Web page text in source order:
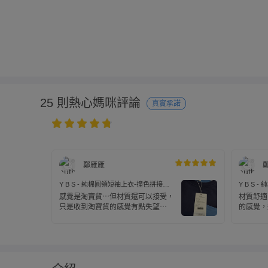
25 則熱心媽咪評論 真實承諾
鄭雁雁
Y B S - 純棉圓領短袖上衣-撞色拼接口
袋-藏青色
感覺是淘寶貨⋯但材質還可以接受，
只是收到淘寶貨的感覺有點失望⋯
Y B S -
綠色
材質舒
的感覺